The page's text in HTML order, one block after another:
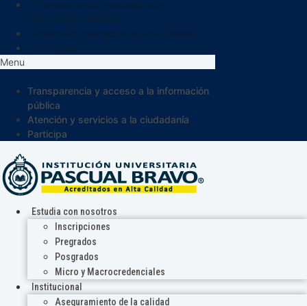
Menu
Transparencia y acceso a la información
pública
Atención y servicios a la ciudadanía
Participa
Estudia con nosotros
Inscripciones
Pregrados
Posgrados
Micro y Macrocredenciales
Institucional
Aseguramiento de la calidad